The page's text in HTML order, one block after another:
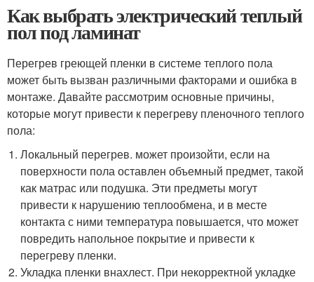
Как выбрать электрический теплый
пол под ламинат
Перегрев греющей пленки в системе теплого пола
может быть вызван различными факторами и ошибка в
монтаже. Давайте рассмотрим основные причины,
которые могут привести к перегреву пленочного теплого
пола:
Локальный перегрев. может произойти, если на
поверхности пола оставлен объемный предмет, такой
как матрас или подушка. Эти предметы могут
привести к нарушению теплообмена, и в месте
контакта с ними температура повышается, что может
повредить напольное покрытие и привести к
перегреву пленки.
Укладка пленки внахлест. При некорректной укладке